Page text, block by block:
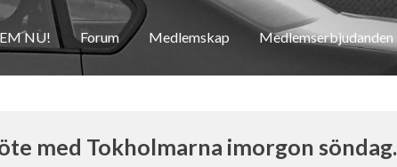
NU! Forum Medlemskap Medlemserbjudanden
med Tokholmarna imorgon söndag.